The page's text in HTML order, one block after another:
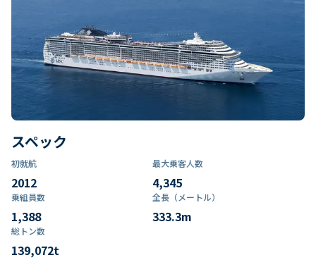
スペック
初就航
2012
最大乗客人数
4,345
乗組員数​
1,388
全長（メートル）
333.3m
総トン数​
139,072t